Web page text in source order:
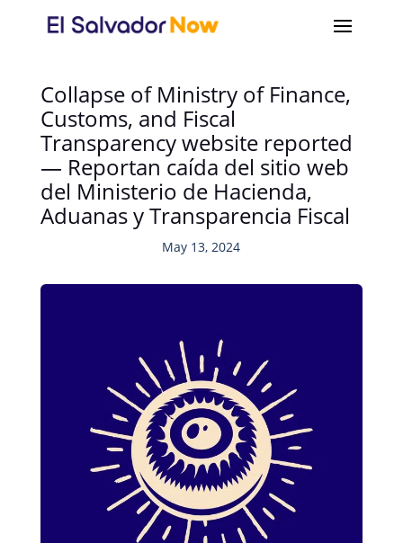
Collapse of Ministry of Finance,
Customs, and Fiscal
Transparency website reported
— Reportan caída del sitio web
del Ministerio de Hacienda,
Aduanas y Transparencia Fiscal
May 13, 2024